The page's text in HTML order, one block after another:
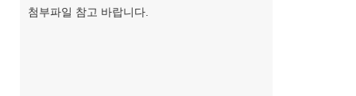
첨부파일 참고 바랍니다.